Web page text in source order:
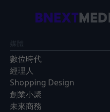
媒體
數位時代
經理人
Shopping Design
創業小聚
未來商務